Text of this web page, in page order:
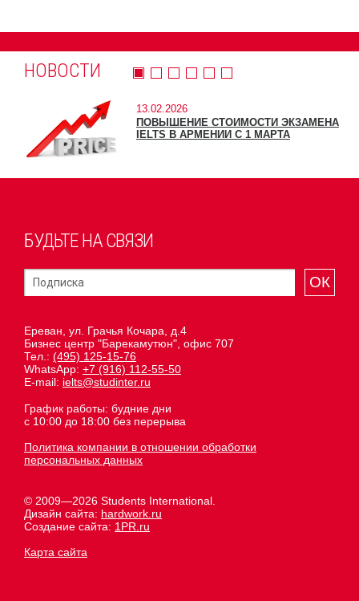
НОВОСТИ
13.02.2026
ПОВЫШЕНИЕ СТОИМОСТИ ЭКЗАМЕНА
IELTS В АРМЕНИИ С 1 МАРТА
БУДЬТЕ НА СВЯЗИ
ОК
Ереван, ул. Грачья Кочара, д.4
Бизнес центр "Барекамутюн", офис 707
Тел.: (495) 125-15-76
WhatsApp: +7 (916) 112-55-50
E-mail: ielts@studinter.ru
График работы: будние дни
с 10:00 до 18:00 без перерыва
Политика компании в отношении обработки
персональных данных
© 2009—2026 Students International.
Дизайн сайта: hardwork.ru
Создание сайта: 1PR.ru
Карта сайта